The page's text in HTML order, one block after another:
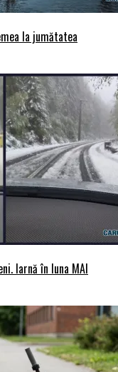
la jumătatea
Iarnă în luna MAI